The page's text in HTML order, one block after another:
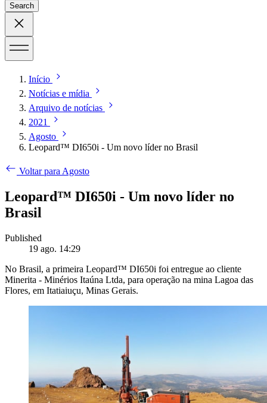
Search
Início
Notícias e mídia
Arquivo de notícias
2021
Agosto
Leopard™ DI650i - Um novo líder no Brasil
Voltar para Agosto
Leopard™ DI650i - Um novo líder no
Brasil
Published
19 ago. 14:29
No Brasil, a primeira Leopard™ DI650i foi entregue ao cliente
Minerita - Minérios Itaúna Ltda, para operação na mina Lagoa das
Flores, em Itatiaiuçu, Minas Gerais.